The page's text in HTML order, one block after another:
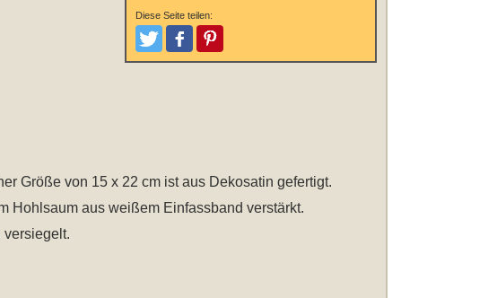
Diese Seite teilen:
TweetenPostenPinterest
Größe von 15 x 22 cmist aus Dekosatin gefertigt.
Hohlsaum aus weißem Einfassband verstärkt.